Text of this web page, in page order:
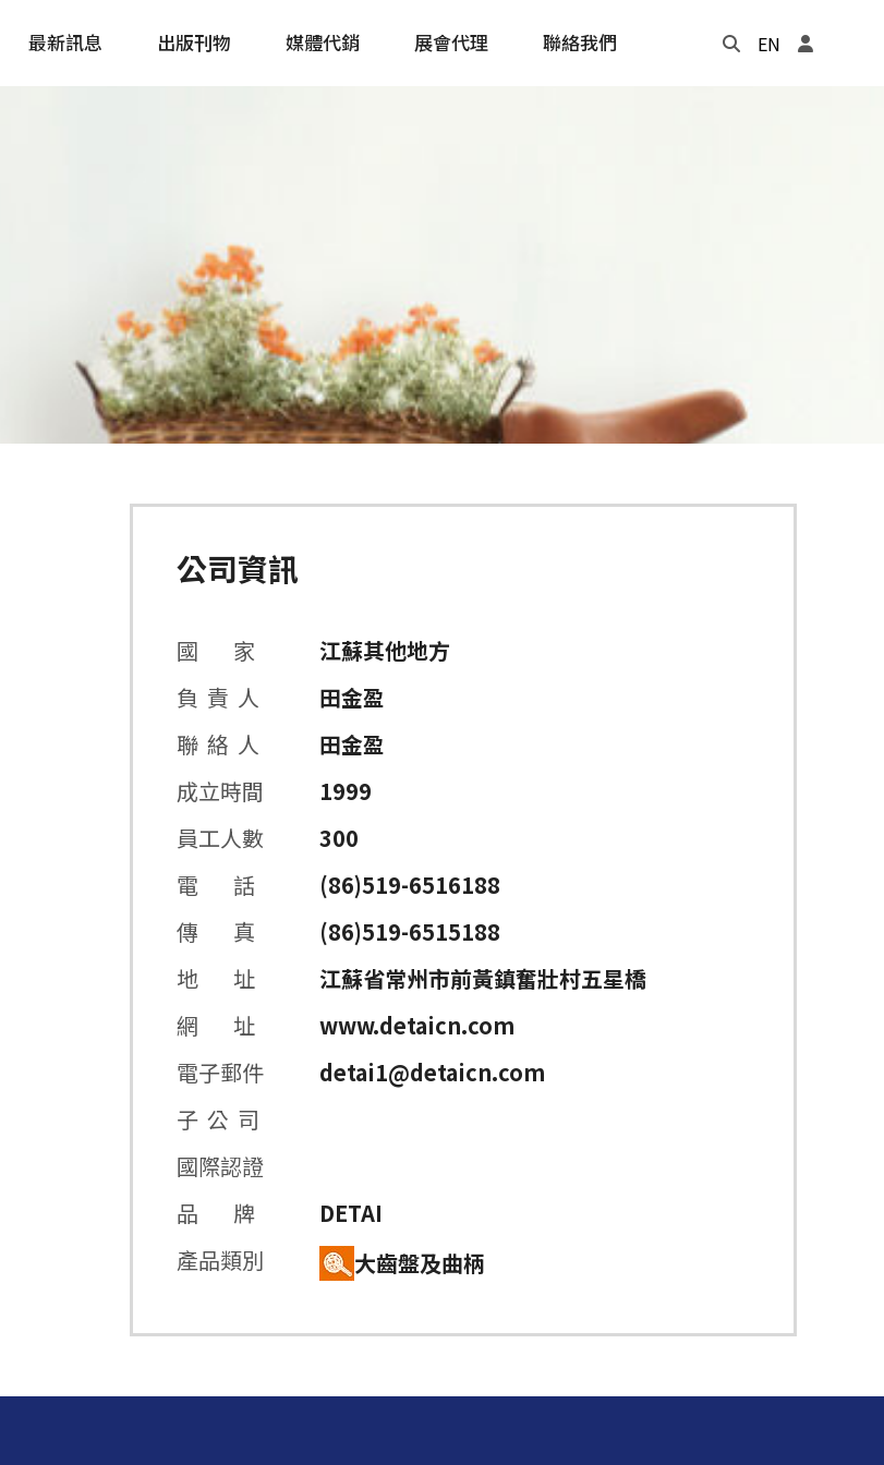
最新訊息 出版刊物
戶外探索 Outside
主題書籍
媒體代銷 展會代理 聯絡我們 EN
公司資訊
國 家
江蘇其他地方
負 責 人
田金盈
聯 絡 人
田金盈
成立時間
1999
員工人數
300
電 話
(86)519-6516188
傳 真
(86)519-6515188
地 址
江蘇省常州市前黃鎮奮壯村五星橋
網 址
www.detaicn.com
電子郵件
detai1@detaicn.com
子 公 司
國際認證
品 牌
DETAI
產品類別
大齒盤及曲柄